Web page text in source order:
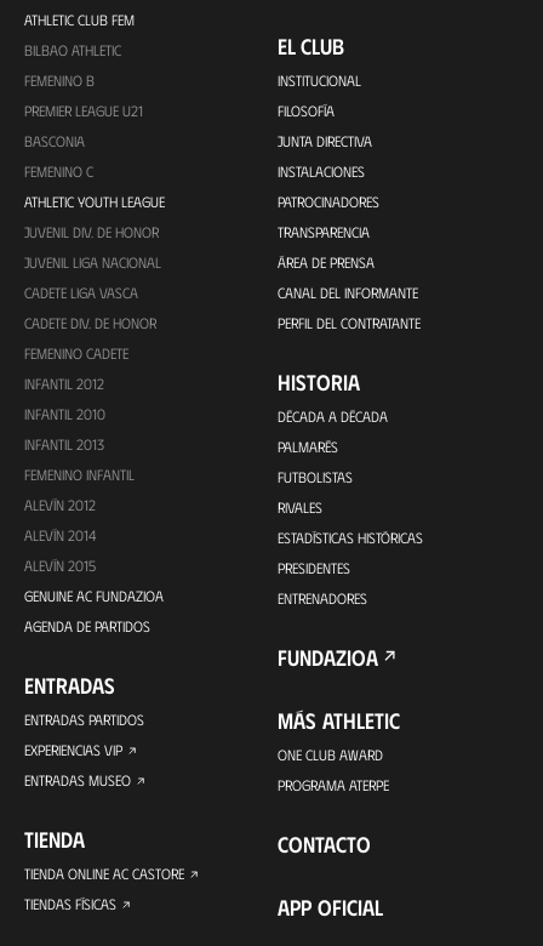
ATHLETIC CLUB FEM
BILBAO ATHLETIC
FEMENINO B
PREMIER LEAGUE U21
BASCONIA
FEMENINO C
ATHLETIC YOUTH LEAGUE
JUVENIL DIV. DE HONOR
JUVENIL LIGA NACIONAL
CADETE LIGA VASCA
CADETE DIV. DE HONOR
FEMENINO CADETE
INFANTIL 2012
INFANTIL 2010
INFANTIL 2013
FEMENINO INFANTIL
ALEVÍN 2012
ALEVÍN 2014
ALEVÍN 2015
GENUINE AC FUNDAZIOA
AGENDA DE PARTIDOS
ENTRADAS
ENTRADAS PARTIDOS
EXPERIENCIAS VIP
ENTRADAS MUSEO
TIENDA
TIENDA ONLINE AC CASTORE
TIENDAS FÍSICAS
EL CLUB
INSTITUCIONAL
FILOSOFÍA
JUNTA DIRECTIVA
INSTALACIONES
PATROCINADORES
TRANSPARENCIA
ÁREA DE PRENSA
CANAL DEL INFORMANTE
PERFIL DEL CONTRATANTE
HISTORIA
DÉCADA A DÉCADA
PALMARÉS
FUTBOLISTAS
RIVALES
ESTADÍSTICAS HISTÓRICAS
PRESIDENTES
ENTRENADORES
FUNDAZIOA
MÁS ATHLETIC
ONE CLUB AWARD
PROGRAMA ATERPE
CONTACTO
APP OFICIAL